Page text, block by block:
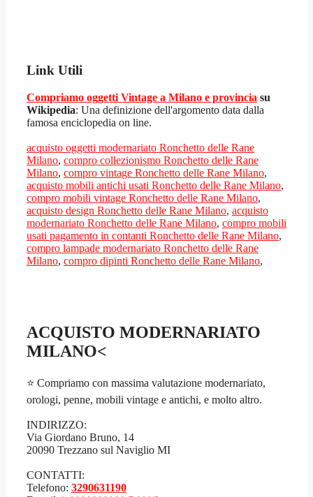
Link Utili
Compriamo oggetti Vintage a Milano e provincia su
Wikipedia: Una definizione dell'argomento data dalla
famosa enciclopedia on line.
acquisto oggetti modernariato Ronchetto delle Rane
Milano, compro collezionismo Ronchetto delle Rane
Milano, compro vintage Ronchetto delle Rane Milano,
acquisto mobili antichi usati Ronchetto delle Rane Milano,
compro mobili vintage Ronchetto delle Rane Milano,
acquisto design Ronchetto delle Rane Milano, acquisto
modernariato Ronchetto delle Rane Milano, compro mobili
usati pagamento in contanti Ronchetto delle Rane Milano,
compro lampade modernariato Ronchetto delle Rane
Milano, compro dipinti Ronchetto delle Rane Milano,
ACQUISTO MODERNARIATO
MILANO<
⭐ Compriamo con massima valutazione modernariato,
orologi, penne, mobili vintage e antichi, e molto altro.
INDIRIZZO:
Via Giordano Bruno, 14
20090 Trezzano sul Naviglio MI
CONTATTI:
Telefono: 3290631190